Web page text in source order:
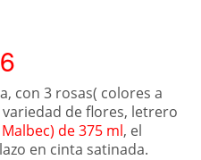
con 3 rosas( colores a
variedad de flores, letrero
de 375 ml, el
en cinta satinada.